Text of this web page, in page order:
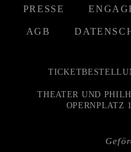
PRESSE
AGB
THEATER UND
OPERNPLATZ